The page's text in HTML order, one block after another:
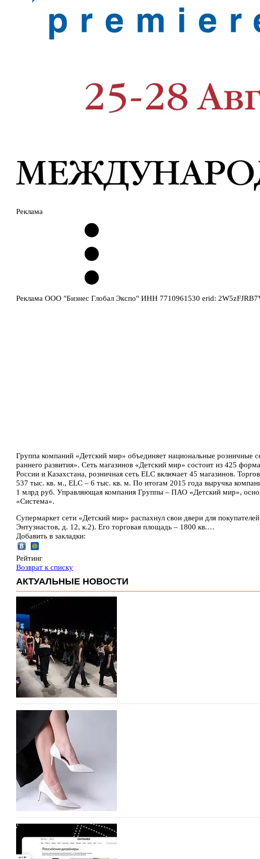
Реклама
Реклама ООО "Бизнес Глобал Экспо" ИНН 7710961530 erid:
Группа компаний «Детский мир» объединяет национальные розничные
раннего развития». Сеть магазинов «Детский мир» состоит из 425
России и Казахстана, розничная сеть ELC включает 45 магазинов.
537 тыс. кв. м., ELC – 6 тыс. кв. м. По итогам 2015 года выручка
1 млрд руб. Управляющая компания Группы – ПАО «Детский мир»,
«Система».
Супермаркет сети «Детский мир» распахнул свои двери для
Энтузиастов, д. 12, к.2). Его торговая площадь – 1800 кв.…
Добавить в закладки:
Рейтинг
Возврат к списку
АКТУАЛЬНЫЕ НОВОСТИ
На участие в Московской неделе моды подано 1047
На участие в седьмой Московской неделе моды, которая
октября, уже подано 1047 заявок. Примерно половину из них
которых не были представлены в…
07.08.2026 629
BALLINA представит свои новинки на Euro Shoes
Компания BALLINA Guangzhou Lihuang Footwear Co., Ltd.,